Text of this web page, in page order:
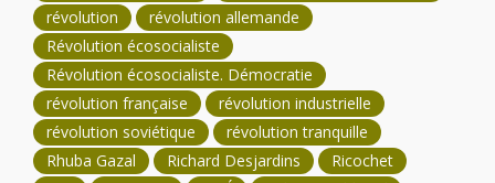
révolution
révolution allemande
Révolution écosocialiste
Révolution écosocialiste. Démocratie
révolution française
révolution industrielle
révolution soviétique
révolution tranquille
Rhuba Gazal
Richard Desjardins
Ricochet